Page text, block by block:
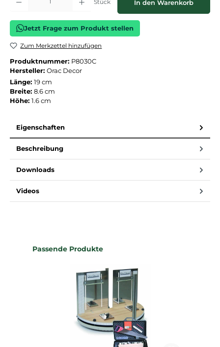
Stück In den Warenkorb
Jetzt Frage zum Produkt stellen
Zum Merkzettel hinzufügen
Produktnummer: P8030C
Hersteller: Orac Decor
Länge: 19 cm
Breite: 8.6 cm
Höhe: 1.6 cm
Eigenschaften
Beschreibung
Downloads
Videos
Produktgalerie überspringen
Passende Produkte